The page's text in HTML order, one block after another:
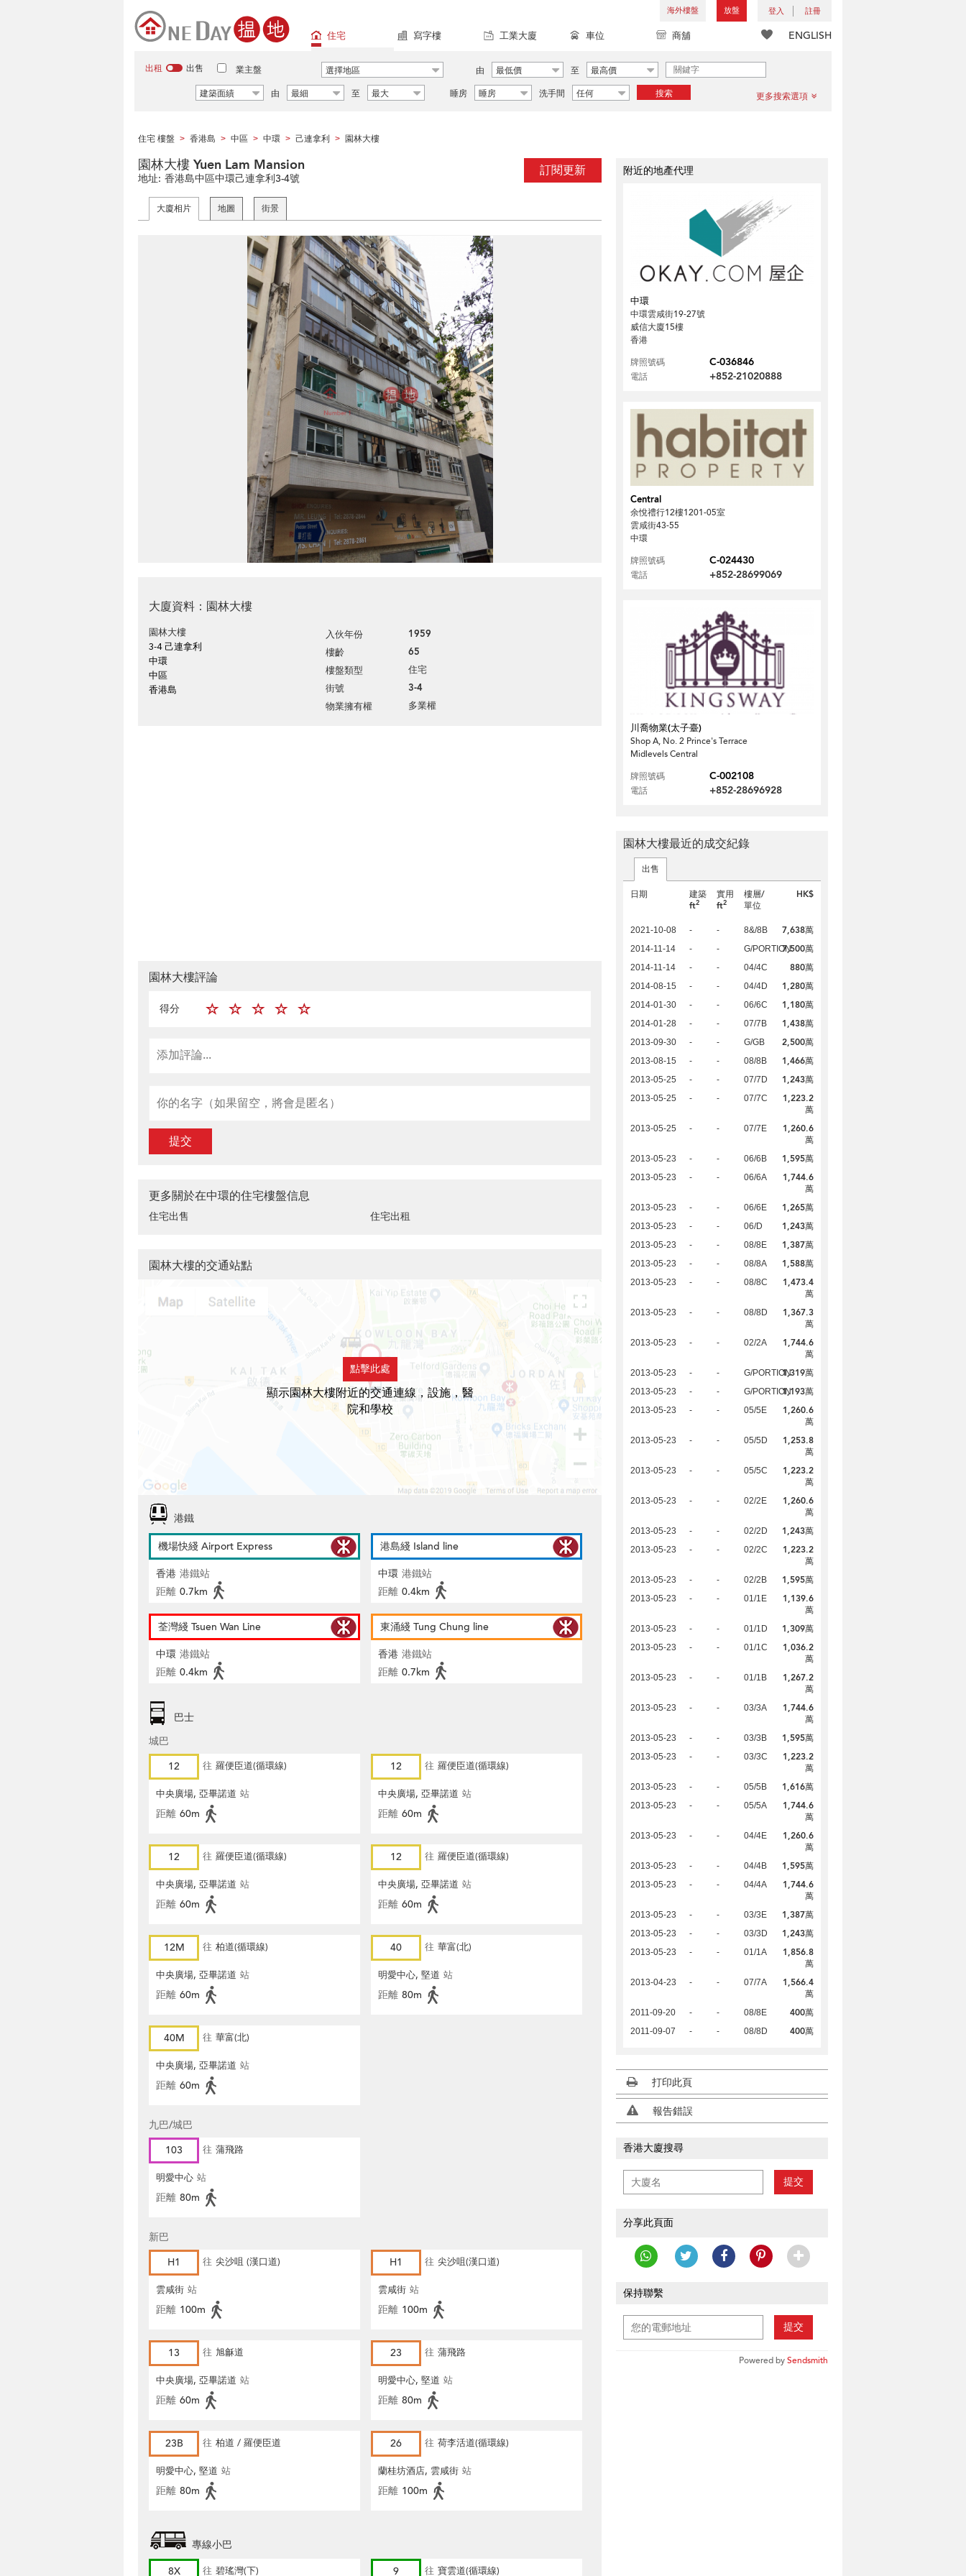
海外樓盤 放盤 登入 註冊
ENGLISH
住宅 寫字樓 工業大廈 車位 商舖
出租 出售 業主盤 選擇地區 由 最低價 至
最高價
建築面績
由 最細 至 最大 睡房 睡房 洗手間 任何 搜索 更多搜索選項
住宅 樓盤 > 香港島 > 中區 > 中環 > 己連拿利 > 園林大樓
訂閱更新
園林大樓 Yuen Lam Mansion
地址: 香港島中區中環己連拿利3-4號
大廈相片 地圖 街景
大廈資料：園林大樓
園林大樓
3-4 己連拿利
中環
中區
香港島
入伙年份 1959
樓齡 65
樓盤類型 住宅
街號 3-4
物業擁有權 多業權
園林大樓評論
得分
提交
更多關於在中環的住宅樓盤信息
住宅出售 住宅出租
園林大樓的交通站點
點擊此處
顯示園林大樓附近的交通連線，設施，醫
院和學校
港鐵
機場快綫 Airport Express
香港 港鐵站
距離 0.7km
港島綫 Island line
中環 港鐵站
距離 0.4km
荃灣綫 Tsuen Wan Line
中環 港鐵站
距離 0.4km
東涌綫 Tung Chung line
香港 港鐵站
距離 0.7km
巴士
城巴
12
往 羅便臣道(循環線)
中央廣場, 亞畢諾道 站
距離 60m
12 往 羅便臣道(循環線)
中央廣場, 亞畢諾道 站
距離 60m
12 往 羅便臣道(循環線)
中央廣場, 亞畢諾道 站
距離 60m
12 往 羅便臣道(循環線)
中央廣場, 亞畢諾道 站
距離 60m
12M 往 柏道(循環線)
中央廣場, 亞畢諾道 站
距離 60m
40 往 華富(北)
明愛中心, 堅道 站
距離 80m
40M 往 華富(北)
中央廣場, 亞畢諾道 站
距離 60m
九巴/城巴
103
往 蒲飛路
明愛中心 站
距離 80m
新巴
H1
往 尖沙咀 (漢口道)
雲咸街 站
距離 100m
H1 往 尖沙咀(漢口道)
雲咸街 站
距離 100m
13 往 旭龢道
中央廣場, 亞畢諾道 站
距離 60m
23 往 蒲飛路
明愛中心, 堅道 站
距離 80m
23B 往 柏道 / 羅便臣道
明愛中心, 堅道 站
距離 80m
26 往 荷李活道(循環線)
蘭桂坊酒店, 雲咸街 站
距離 100m
專線小巴
8X
往 碧瑤灣(下) 9 往 寶雲道(循環線)
附近的地產代理
中環
中環雲咸街19-27號
威信大廈15樓
香港
牌照號碼
C-036846
電話 +852-21020888
Central
余悅禮行12樓1201-05室
雲咸街43-55
中環
牌照號碼
C-024430
電話 +852-28699069
川喬物業(太子臺)
Shop A, No. 2 Prince's Terrace
Midlevels Central
牌照號碼
C-002108
電話 +852-28696928
園林大樓最近的成交紀錄
出售
日期
建築
ft2
實用
ft2
樓層/
單位
HK$
2021-10-08 - - 8&/8B 7,638萬
2014-11-14 - - G/PORTION7,500萬
2014-11-14 - - 04/4C 880萬
2014-08-15 - - 04/4D 1,280萬
2014-01-30 - - 06/6C 1,180萬
2014-01-28 - - 07/7B 1,438萬
2013-09-30 - - G/GB 2,500萬
2013-08-15 - - 08/8B 1,466萬
2013-05-25 - - 07/7D 1,243萬
2013-05-25 - - 07/7C
1,223.2
萬
2013-05-25 - - 07/7E
1,260.6
萬
2013-05-23 - - 06/6B 1,595萬
2013-05-23 - - 06/6A
1,744.6
萬
2013-05-23 - - 06/6E 1,265萬
2013-05-23 - - 06/D 1,243萬
2013-05-23 - - 08/8E 1,387萬
2013-05-23 - - 08/8A 1,588萬
2013-05-23 - - 08/8C
1,473.4
萬
2013-05-23 - - 08/8D
1,367.3
萬
2013-05-23 - - 02/2A
1,744.6
萬
2013-05-23 - - G/PORTION1,319萬
2013-05-23 - - G/PORTION1,193萬
2013-05-23 - - 05/5E
1,260.6
萬
2013-05-23 - - 05/5D
1,253.8
萬
2013-05-23 - - 05/5C
1,223.2
萬
2013-05-23 - - 02/2E
1,260.6
萬
2013-05-23 - - 02/2D 1,243萬
2013-05-23 - - 02/2C
1,223.2
萬
2013-05-23 - - 02/2B 1,595萬
2013-05-23 - - 01/1E
1,139.6
萬
2013-05-23 - - 01/1D 1,309萬
2013-05-23 - - 01/1C
1,036.2
萬
2013-05-23 - - 01/1B
1,267.2
萬
2013-05-23 - - 03/3A
1,744.6
萬
2013-05-23 - - 03/3B 1,595萬
2013-05-23 - - 03/3C
1,223.2
萬
2013-05-23 - - 05/5B 1,616萬
2013-05-23 - - 05/5A
1,744.6
萬
2013-05-23 - - 04/4E
1,260.6
萬
2013-05-23 - - 04/4B 1,595萬
2013-05-23 - - 04/4A
1,744.6
萬
2013-05-23 - - 03/3E 1,387萬
2013-05-23 - - 03/3D 1,243萬
2013-05-23 - - 01/1A
1,856.8
萬
2013-04-23 - - 07/7A
1,566.4
萬
2011-09-20 - - 08/8E 400萬
2011-09-07 - - 08/8D 400萬
打印此頁
報告錯誤
香港大廈搜尋
提交
分享此頁面
保持聯繫
提交
Powered bySendsmith